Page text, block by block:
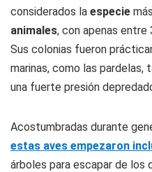
considerados la especie
animales, con apenas
Sus colonias fueron
marinas, como las pardelas,
una fuerte presión
Acostumbradas durante
estas aves empezaron
árboles para escapar de los